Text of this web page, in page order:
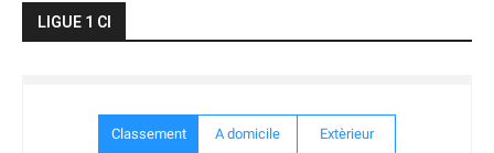
LIGUE 1 CI
Classement A domicile Extèrieur